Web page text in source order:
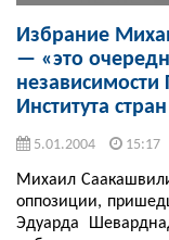
Избрание
— «это
независимости
Института
5.01.2004 15:17
Михаил
оппозиции,
Эдуарда